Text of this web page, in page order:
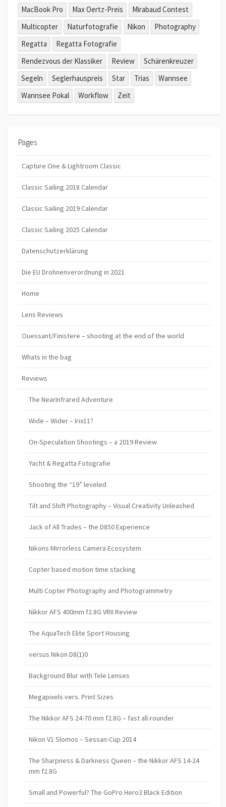
MacBook Pro
Max Oertz-Preis
Mirabaud Contest
Multicopter
Naturfotografie Nikon
Photography
Regatta
Regatta Fotografie
Rendezvous der Klassiker
Review
Schärenkreuzer
Segeln
Seglerhauspreis Star Trias
Wannsee
Wannsee Pokal
Workflow Zeit
Pages
Capture One & Lightroom Classic
Classic Sailing 2018 Calendar
Classic Sailing 2019 Calendar
Classic Sailing 2025 Calendar
Datenschutzerklärung
Die EU Drohnenverordnung in 2021
Home
Lens Reviews
Ouessant/Finistere – shooting at the end of the world
Whats in the bag
Reviews
The NearInfrared Adventure
Wide – Wider – Irix11?
On-Speculation Shootings – a 2019 Review
Yacht & Regatta Fotografie
Shooting the “19” leveled
Tilt and Shift Photography – Visual Creativity Unleashed
Jack of All Trades – the D850 Experience
Nikons Mirrorless Camera Ecosystem
Copter based motion time stacking
Multi Copter Photography and Photogrammetry
Nikkor AFS 400mm f2.8G VRII Review
The AquaTech Elite Sport Housing
versus Nikon D8(1)0
Background Blur with Tele Lenses
Megapixels vers. Print Sizes
The Nikkor AFS 24-70 mm f2.8G – fast all-rounder
Nikon V1 Slomos – Sessan-Cup 2014
The Sharpness & Darkness Queen – the Nikkor AFS 14-24
mm f2.8G
Small and Powerful? The GoPro Hero3 Black Edition